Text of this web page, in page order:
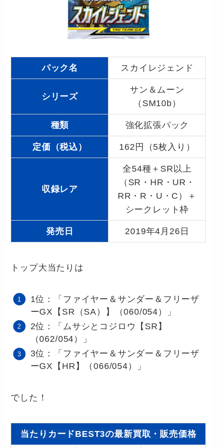
パック名 スカイレジェンド
シリーズ
サン＆ムーン
（SM10b）
種類 強化拡張パック
定価（税込） 162円（5枚入り）
収録レア
全54種＋SR以上
（SR・HR・UR・
RR・R・U・C）＋
シークレット枠
発売日 2019年4月26日
トップ大当たりは
1位：「ファイヤー＆サンダー＆フリーザ
ーGX【SR（SA）】（060/054）」
2位：「ムサシとコジロウ【SR】
（062/054）」
3位：「ファイヤー＆サンダー＆フリーザ
ーGX【HR】（066/054）」
でした！
当たりカードBEST3の最新買取・販売価格